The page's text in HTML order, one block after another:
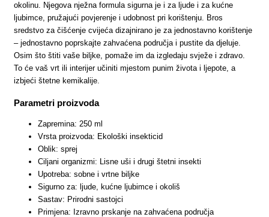
okolinu. Njegova nježna formula sigurna je i za ljude i za kućne
ljubimce, pružajući povjerenje i udobnost pri korištenju. Bros
sredstvo za čišćenje cvijeća dizajnirano je za jednostavno korištenje
– jednostavno poprskajte zahvaćena područja i pustite da djeluje.
Osim što štiti vaše biljke, pomaže im da izgledaju svježe i zdravo.
To će vaš vrt ili interijer učiniti mjestom punim života i ljepote, a
izbjeći štetne kemikalije.
Parametri proizvoda
Zapremina: 250 ml
Vrsta proizvoda: Ekološki insekticid
Oblik: sprej
Ciljani organizmi: Lisne uši i drugi štetni insekti
Upotreba: sobne i vrtne biljke
Sigurno za: ljude, kućne ljubimce i okoliš
Sastav: Prirodni sastojci
Primjena: Izravno prskanje na zahvaćena područja